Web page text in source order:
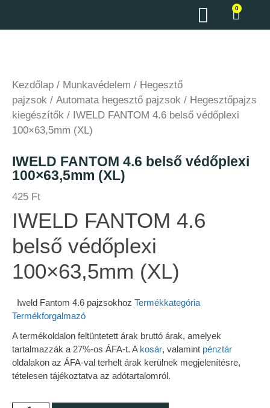
0
Kezdőlap / Munkavédelem / Hegesztő
pajzsok / Automata hegesztő pajzsok / Hegesztőpajzs
kiegészítők / IWELD FANTOM 4.6 belső védőplexi
100×63,5mm (XL)
IWELD FANTOM 4.6 belső védőplexi
100×63,5mm (XL)
425 Ft
IWELD FANTOM 4.6
belső védőplexi
100×63,5mm (XL)
Iweld Fantom 4.6 pajzsokhoz Termékkategória
Termékforgalmazó
A termékoldalon feltüntetett árak bruttó árak, amelyek
tartalmazzák a 27%-os ÁFA-t. A kosár, valamint pénztár
oldalakon az ÁFA-val terhelt árak kerülnek megjelenítésre,
tételesen tájékoztatva az adótartalomról.